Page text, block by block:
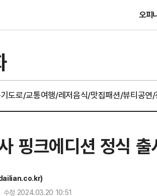
오피
도로/교통여행/레저음식/맛집패션/뷰티공연
핑크에디션 정식 출
정 2024.03.20 10:51